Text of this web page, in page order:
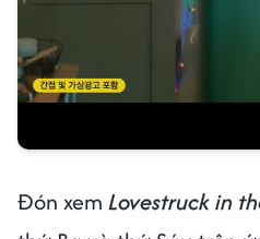
Đón xem Lovestruck in